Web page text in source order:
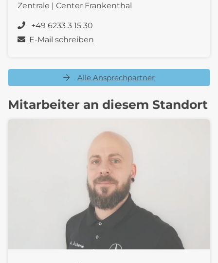
Zentrale | Center Frankenthal
+49 6233 3 15 30
E-Mail schreiben
Alle Ansprechpartner
Mitarbeiter an diesem Standort